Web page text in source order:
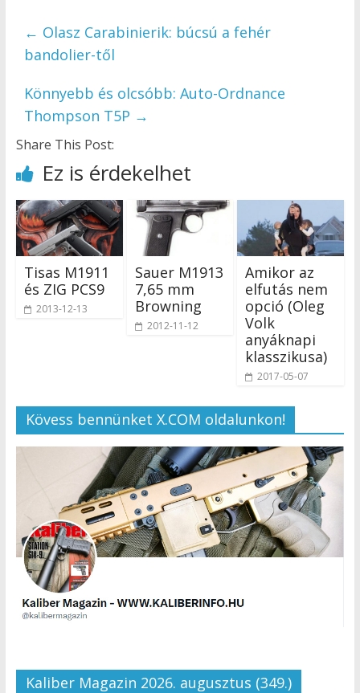
← Olasz Carabinierik: búcsú a fehér
bandolier-től
Könnyebb és olcsóbb: Auto-Ordnance
Thompson T5P →
Share This Post:
Ez is érdekelhet
Tisas M1911
és ZIG PCS9
2013-12-13
Sauer M1913
7,65 mm
Browning
2012-11-12
Amikor az
elfutás nem
opció (Oleg
Volk
anyáknapi
klasszikusa)
2017-05-07
Kövess bennünket X.COM oldalunkon!
Kaliber Magazin 2026. augusztus (349.)